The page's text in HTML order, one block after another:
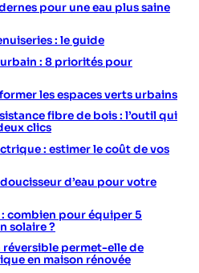
pour une eau plus saine
: le guide
: 8 priorités pour
les espaces verts urbains
fibre de bois : l’outil qui
clics
: estimer le coût de vos
d’eau pour votre
combien pour équiper 5
solaire ?
permet-elle de
en maison rénovée